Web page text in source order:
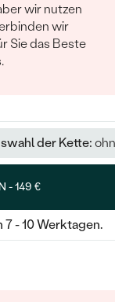
wir nutzen
wir
Sie das Beste
der Kette:
-149 €
- 10 Werktagen.